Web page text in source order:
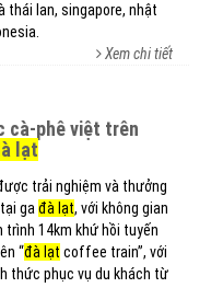
thái lan, singapore, nhật
Xem chi tiết
lạt
trải nghiệm và thưởng
ga đà lạt, với không gian
trình 14km khứ hồi tuyến
“đà lạt coffee train”, với
thức phục vụ du khách từ